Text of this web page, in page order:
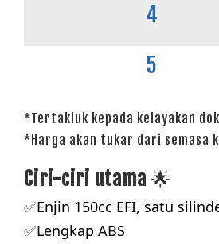
4
5
*Tertakluk kepada kelayakan
*Harga akan tukar dari semasa
Ciri-ciri utama 🌟
✅Enjin 150cc EFI, satu
✅Lengkap ABS